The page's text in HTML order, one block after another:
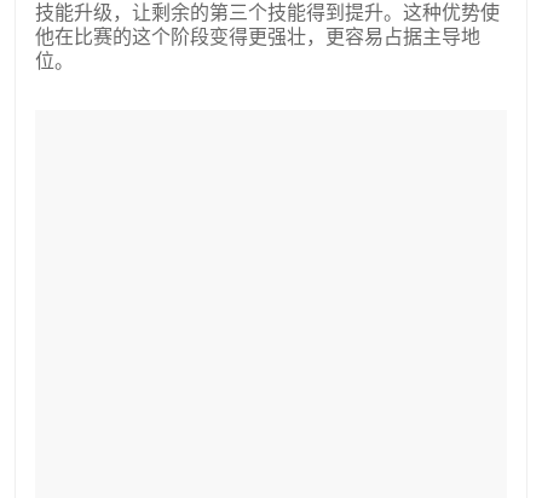
技能升级，让剩余的第三个技能得到提升。这种优势使
他在比赛的这个阶段变得更强壮，更容易占据主导地
位。